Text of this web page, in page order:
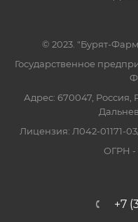
© 2023. "Бурят-
Государственное
Адрес: 670047, Россия,
Лицензия: Л042-01171-
ОГРН -
+7